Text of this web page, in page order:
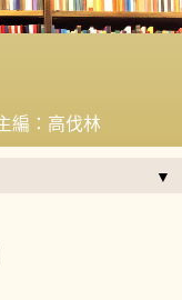
編：高伐林
▼